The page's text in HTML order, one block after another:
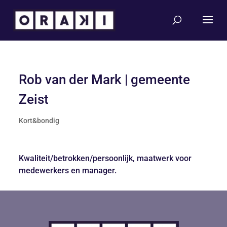
Rob van der Mark | gemeente
Zeist
Kort&bondig
Kwaliteit/betrokken/persoonlijk, maatwerk voor
medewerkers en manager.